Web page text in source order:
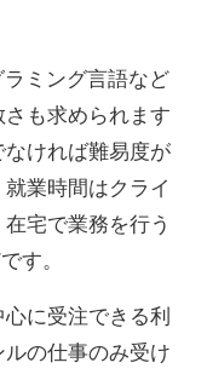
ミング言語など
も求められます
ければ難易度が
業時間はクライ
宅で業務を行う
す。
に受注できる利
の仕事のみ受け